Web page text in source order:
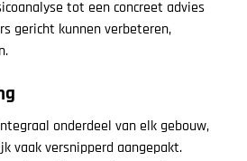
tot een concreet advies
gericht kunnen verbeteren,
onderdeel van elk gebouw,
vaak versnipperd aangepakt.